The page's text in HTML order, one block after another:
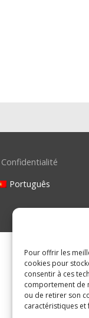
Pour offrir les
cookies pour
consentir à ces
comportement de
ou de retirer son
caractéristiques et
Confidentialité
Português